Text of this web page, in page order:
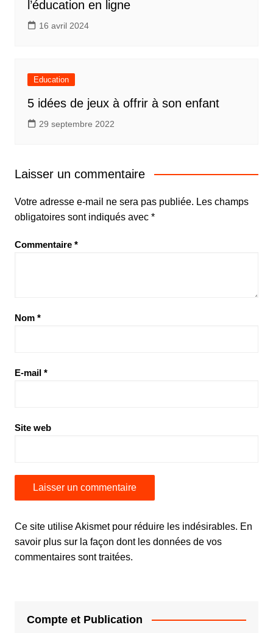
l’éducation en ligne
16 avril 2024
Education
5 idées de jeux à offrir à son enfant
29 septembre 2022
Laisser un commentaire
Votre adresse e-mail ne sera pas publiée. Les champs
obligatoires sont indiqués avec *
Commentaire *
Nom *
E-mail *
Site web
Ce site utilise Akismet pour réduire les indésirables. En
savoir plus sur la façon dont les données de vos
commentaires sont traitées.
Compte et Publication